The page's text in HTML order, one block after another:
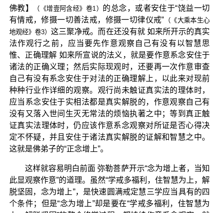
佛教】
（《增壹阿含经》卷1） 的总念，或者安住于“饶益一切
有情戒，修摄一切善法戒，修摄一切律仪戒” （《大乘本生心
地观经》卷3）这三聚净戒。而在还没有就 如来所开示的真实
法作观行之前，应当要先作意观察自己有没有以智慧思
惟、正确理解 如来所宣说的法义，就是要作意系念安住于
诸法的正确义理；然后实际现观时，还要再一次作意审查
自己有没有系念安住于对法的正确理解上，以此来对现前
种种行业作详细的观察。观行尚未触证真实法的理体时，
应当系念安住于实相法都是真实解脱的，作意观察自己有
没有又落入世间生灭无常法的烦恼执著之中；等到真正触
证真实法理体时，仍应该作意系念观察对所证是否心得决
定不怀疑，并且安住于诸法真实解脱的证解和智慧之中。
这就是佛弟子的“正念增上”。
这样就容易明白前面 弥勒菩萨开示“念为增上者，当知
此显观察作意”的道理。虽然“学戒多福利，住智慧为上，解
脱坚固，念为增上”，是快速圆满戒定慧三学应当具有的四
个条件；但是“念为增上”却是要在“学戒多福利，住智慧为